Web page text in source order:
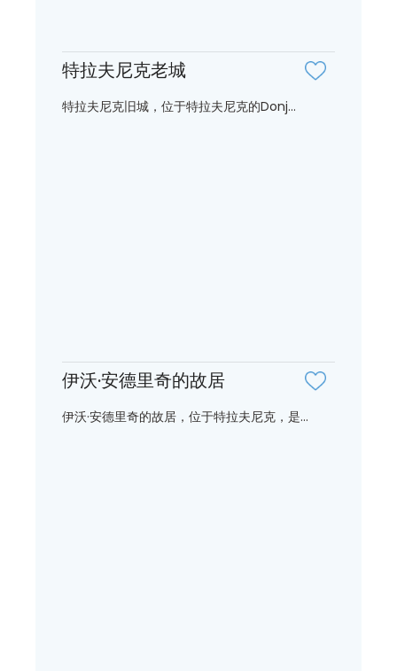
特拉夫尼克老城
特拉夫尼克旧城，位于特拉夫尼克的Donj...
伊沃·安德里奇的故居
伊沃·安德里奇的故居，位于特拉夫尼克，是...